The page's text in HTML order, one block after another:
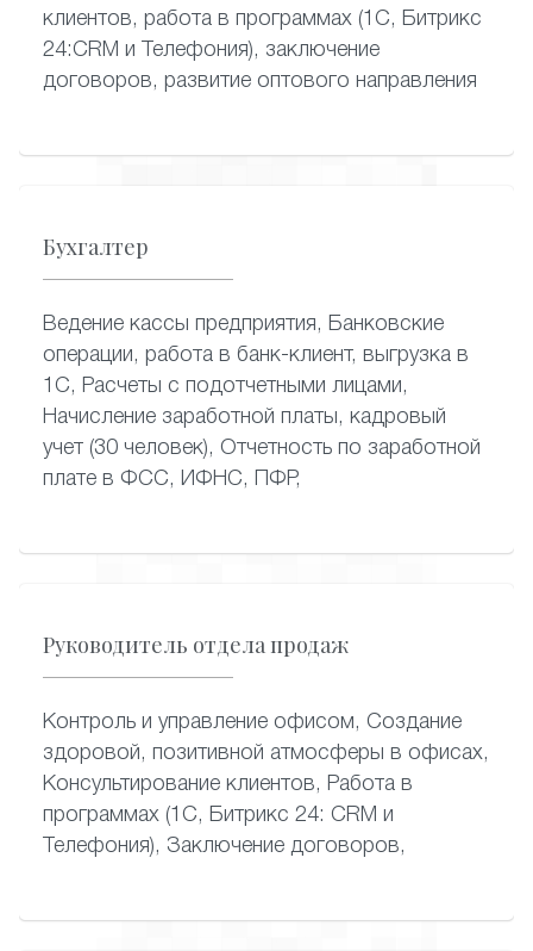
клиентов, работа в программах (1С, Битрикс
24:CRM и Телефония), заключение
договоров, развитие оптового направления
Бухгалтер
Ведение кассы предприятия, Банковские
операции, работа в банк-клиент, выгрузка в
1С, Расчеты с подотчетными лицами,
Начисление заработной платы, кадровый
учет (30 человек), Отчетность по заработной
плате в ФСС, ИФНС, ПФР,
Руководитель отдела продаж
Контроль и управление офисом, Создание
здоровой, позитивной атмосферы в офисах,
Консультирование клиентов, Работа в
программах (1С, Битрикс 24: CRM и
Телефония), Заключение договоров,